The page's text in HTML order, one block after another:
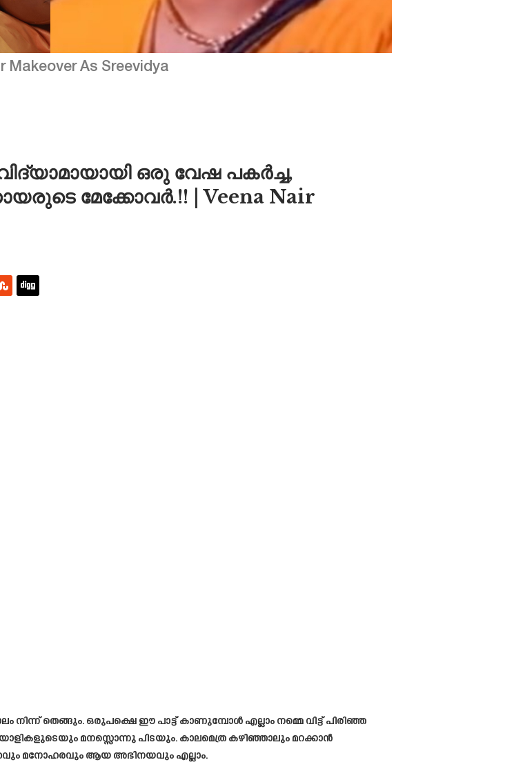
Makeover As Sreevidya
ഒരു വേഷ പകർച്ച,
മേക്കോവർ.!! | Veena Nair
നിന്ന് തെങ്ങും. ഒരുപക്ഷെ ഈ പാട്ട് കാണുമ്പോൾ എല്ലാം നമ്മെ വിട്ട് പിരിഞ്ഞ
മനസ്സൊന്നു പിടയും. കാലമെത്ര കഴിഞ്ഞാലും മറക്കാൻ
മനോഹരവും ആയ അഭിനയവും എല്ലാം.